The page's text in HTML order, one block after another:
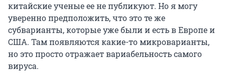
китайские ученые ее не публикуют. Но я могу
уверенно предположить, что это те же
субварианты, которые уже были и есть в Европе и
США. Там появляются какие-то микроварианты,
но это просто отражает вариабельность самого
вируса.